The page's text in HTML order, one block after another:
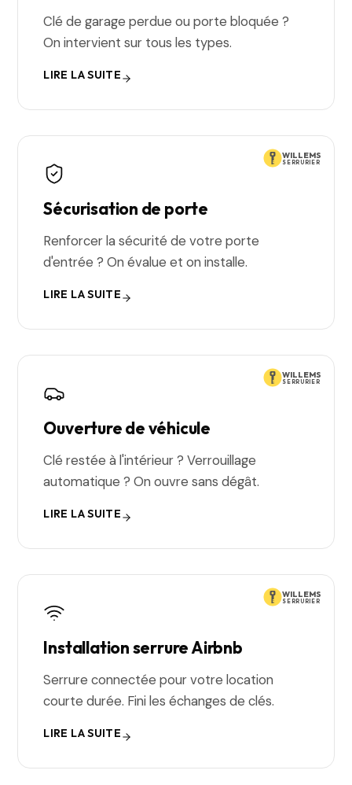
Clé de garage perdue ou porte bloquée ?
On intervient sur tous les types.
LIRE LA SUITE
WILLEMS
SERRURIER
Sécurisation de porte
Renforcer la sécurité de votre porte
d'entrée ? On évalue et on installe.
LIRE LA SUITE
WILLEMS
SERRURIER
Ouverture de véhicule
Clé restée à l'intérieur ? Verrouillage
automatique ? On ouvre sans dégât.
LIRE LA SUITE
WILLEMS
SERRURIER
Installation serrure Airbnb
Serrure connectée pour votre location
courte durée. Fini les échanges de clés.
LIRE LA SUITE